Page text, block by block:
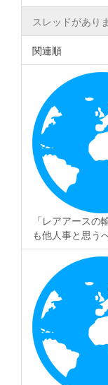
スレッドがあり
関連順
「レアアース
も他人事と思う